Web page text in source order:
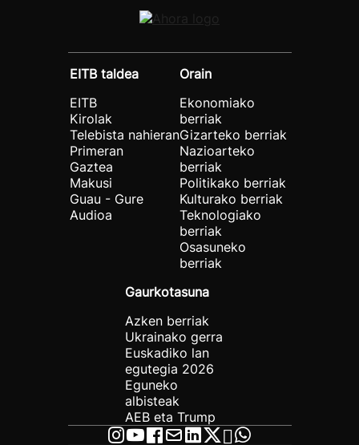
EITB taldea
EITB
Kirolak
Telebista nahieran
Primeran
Gaztea
Makusi
Guau - Gure
Audioa
Orain
Ekonomiako
berriak
Gizarteko berriak
Nazioarteko
berriak
Politikako berriak
Kulturako berriak
Teknologiako
berriak
Osasuneko
berriak
Gaurkotasuna
Azken berriak
Ukrainako gerra
Euskadiko lan
egutegia 2026
Eguneko
albisteak
AEB eta Trump